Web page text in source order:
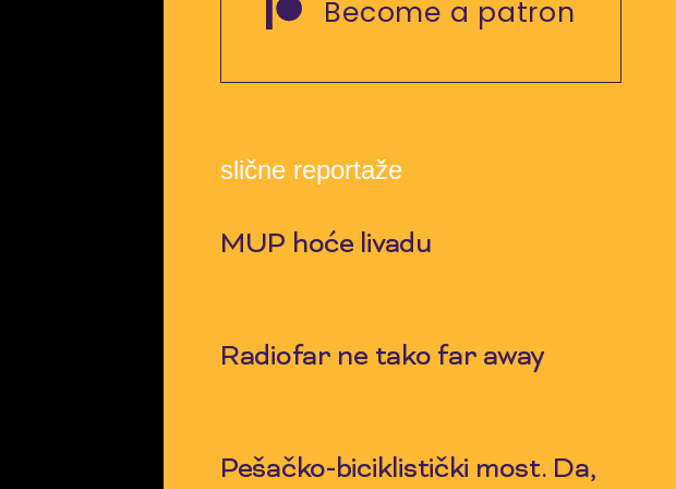
Become a patron
slične reportaže
MUP hoće livadu
Radiofar ne tako far away
Pešačko-biciklistički most. Da,